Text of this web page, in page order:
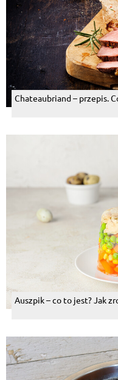
Chateaubriand – przepis.
Auszpik – co to jest? Jak